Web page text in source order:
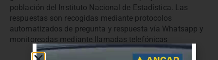
población del Instituto Nacional de Estadística. Las
respuestas son recogidas mediante protocolos
automatizados de pregunta y respuesta vía Whatsapp y
monitoreadas mediante llamadas telefónicas